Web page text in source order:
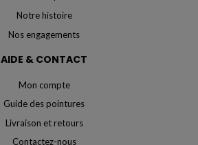
Notre histoire
Nos engagements
AIDE & CONTACT
Mon compte
Guide des pointures
Livraison et retours
Contactez-nous